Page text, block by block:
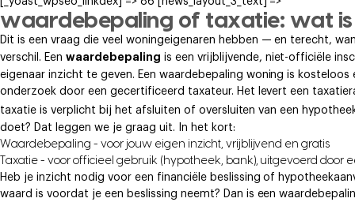
waardebepaling of taxatie: wat is
Dit is een vraag die veel woningeigenaren hebben — en terecht,
verschil. Een waardebepaling is een vrijblijvende, niet-officiële
eigenaar inzicht te geven. Een waardebepaling woning is
onderzoek door een gecertificeerd taxateur. Het levert een
taxatie is verplicht bij het afsluiten of oversluiten van een
doet? Dat leggen we je graag uit. In het kort:
Waardebepaling - voor jouw eigen inzicht, vrijblijvend en gratis
Taxatie - voor officieel gebruik (hypotheek, bank), uitgevoerd
Heb je inzicht nodig voor een financiële beslissing of
waard is voordat je een beslissing neemt? Dan is een